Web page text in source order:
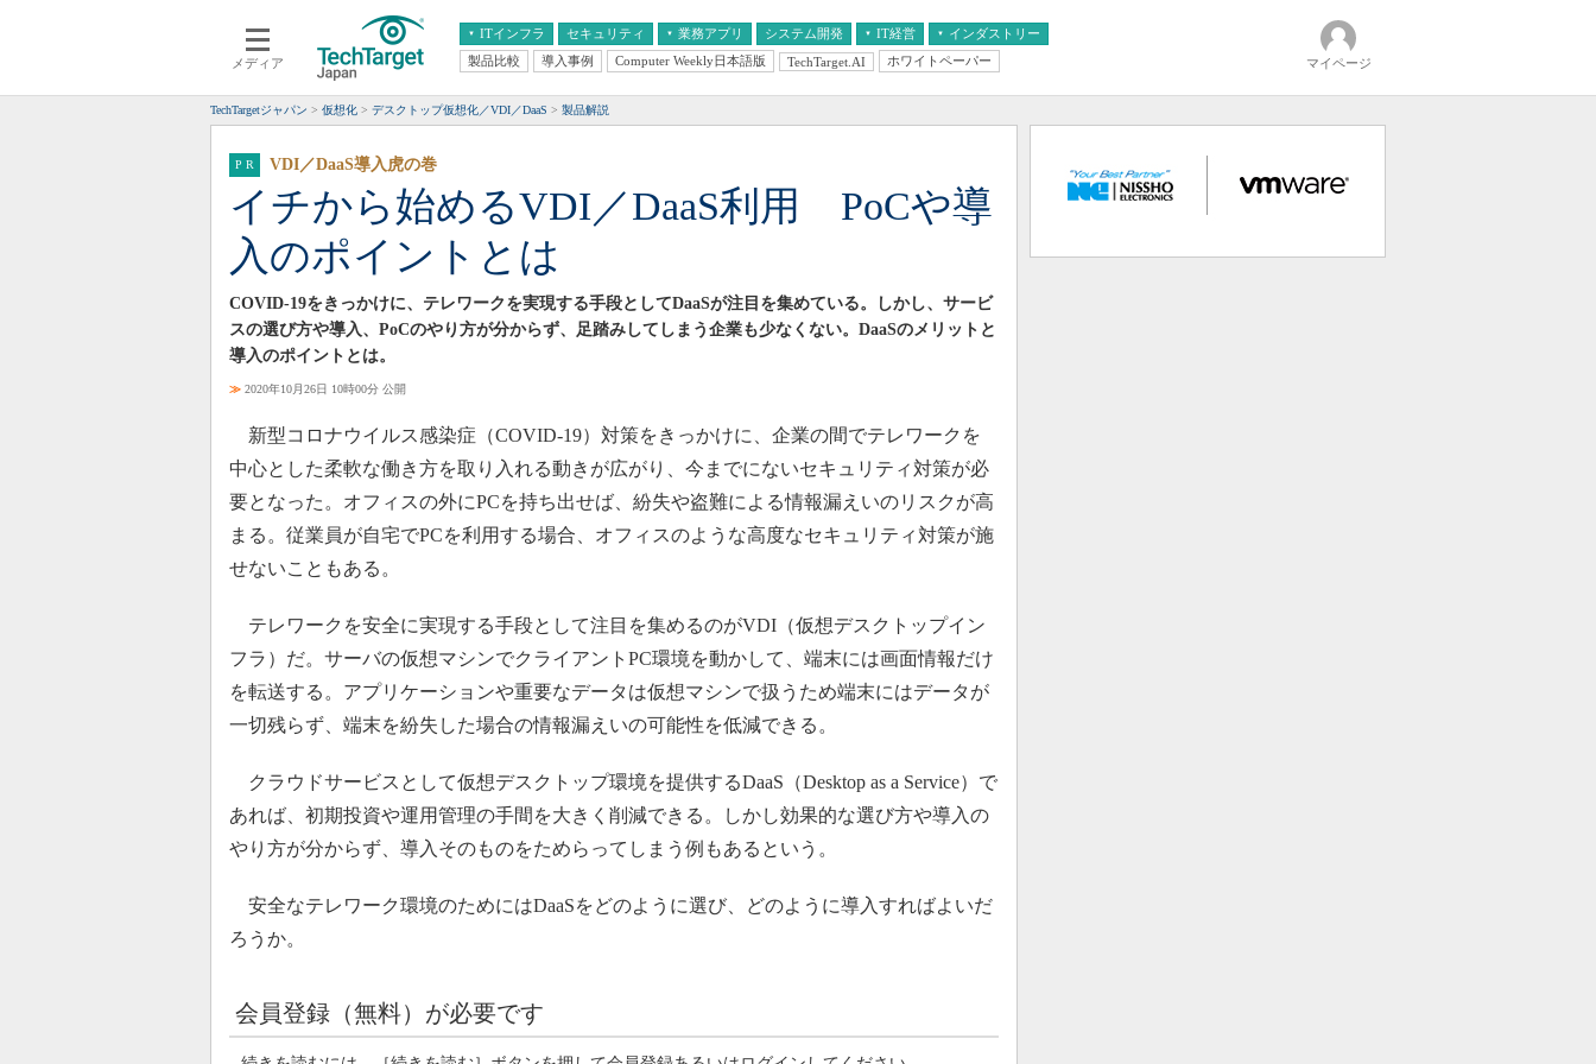
メディア
ITインフラ
クラウド
スマートモバイル
ネットワーク
システム運用管理
セキュリティ 業務アプリ
エンタープライズAI
ERP
CX
情報系システム
システム開発 IT経営
経営とIT
インダストリー
医療IT
製品比較 導入事例 Computer Weekly日本語版 TechTarget.AI ホワイトペーパー マイページ
TechTargetジャパン 仮想化 デスクトップ仮想化／VDI／DaaS 製品解説
イチから始めるVDI／DaaS利用 PoCや導
入のポイントとは
VDI／DaaS導入虎の巻
COVID-19をきっかけに、テレワークを実現する手段としてDaaSが注目を集めている。しかし、サービ
スの選び方や導入、PoCのやり方が分からず、足踏みしてしまう企業も少なくない。DaaSのメリットと
導入のポイントとは。
≫ 2020年10月26日 10時00分 公開
新型コロナウイルス感染症（COVID-19）対策をきっかけに、企業の間でテレワークを
中心とした柔軟な働き方を取り入れる動きが広がり、今までにないセキュリティ対策が必
要となった。オフィスの外にPCを持ち出せば、紛失や盗難による情報漏えいのリスクが高
まる。従業員が自宅でPCを利用する場合、オフィスのような高度なセキュリティ対策が施
せないこともある。
テレワークを安全に実現する手段として注目を集めるのがVDI（仮想デスクトップイン
フラ）だ。サーバの仮想マシンでクライアントPC環境を動かして、端末には画面情報だけ
を転送する。アプリケーションや重要なデータは仮想マシンで扱うため端末にはデータが
一切残らず、端末を紛失した場合の情報漏えいの可能性を低減できる。
クラウドサービスとして仮想デスクトップ環境を提供するDaaS（Desktop as a Service）で
あれば、初期投資や運用管理の手間を大きく削減できる。しかし効果的な選び方や導入の
やり方が分からず、導入そのものをためらってしまう例もあるという。
安全なテレワーク環境のためにはDaaSをどのように選び、どのように導入すればよいだ
ろうか。
会員登録（無料）が必要です